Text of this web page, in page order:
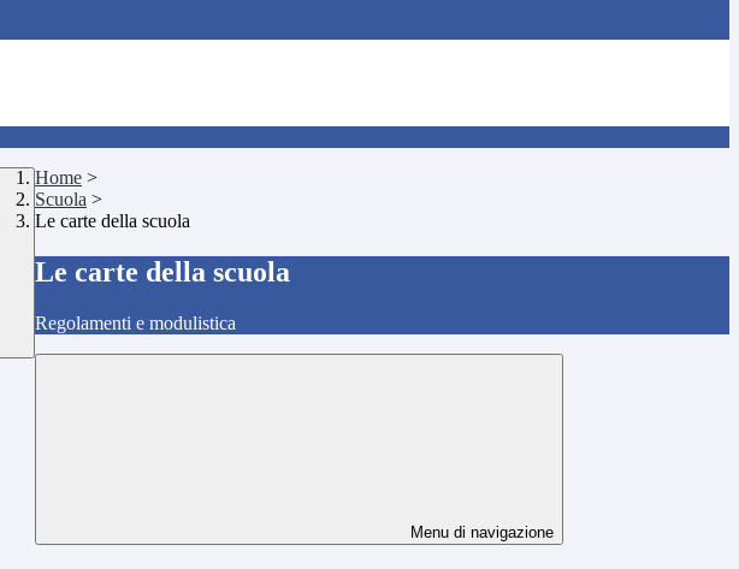
Home >
Scuola >
Le carte della scuola
Le carte della scuola
Regolamenti e modulistica
Menu di navigazione